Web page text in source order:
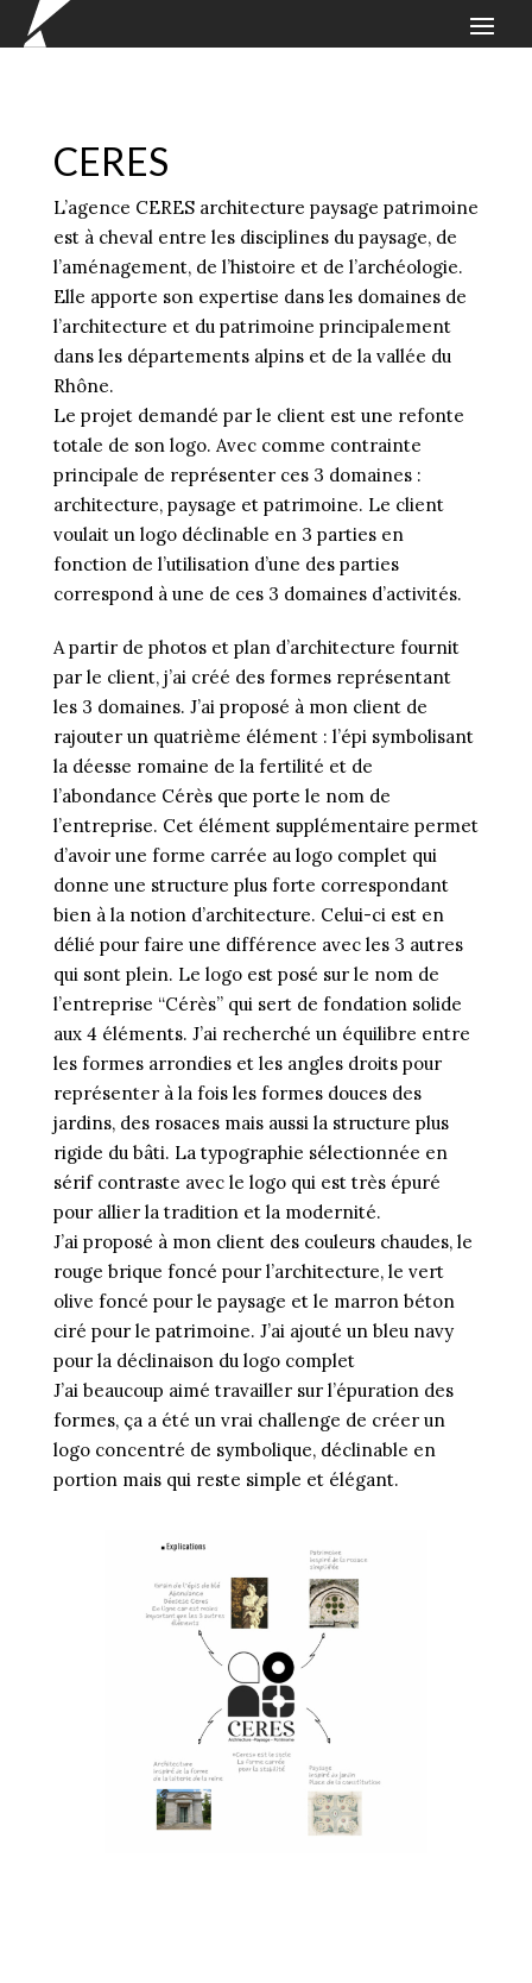
CERES
L’agence CERES architecture paysage patrimoine
est à cheval entre les disciplines du paysage, de
l’aménagement, de l’histoire et de l’archéologie.
Elle apporte son expertise dans les domaines de
l’architecture et du patrimoine principalement
dans les départements alpins et de la vallée du
Rhône.
Le projet demandé par le client est une refonte
totale de son logo. Avec comme contrainte
principale de représenter ces 3 domaines :
architecture, paysage et patrimoine. Le client
voulait un logo déclinable en 3 parties en
fonction de l’utilisation d’une des parties
correspond à une de ces 3 domaines d’activités.
A partir de photos et plan d’architecture fournit
par le client, j’ai créé des formes représentant
les 3 domaines. J’ai proposé à mon client de
rajouter un quatrième élément : l’épi symbolisant
la déesse romaine de la fertilité et de
l’abondance Cérès que porte le nom de
l’entreprise. Cet élément supplémentaire permet
d’avoir une forme carrée au logo complet qui
donne une structure plus forte correspondant
bien à la notion d’architecture. Celui-ci est en
délié pour faire une différence avec les 3 autres
qui sont plein. Le logo est posé sur le nom de
l’entreprise “Cérès” qui sert de fondation solide
aux 4 éléments. J’ai recherché un équilibre entre
les formes arrondies et les angles droits pour
représenter à la fois les formes douces des
jardins, des rosaces mais aussi la structure plus
rigide du bâti. La typographie sélectionnée en
sérif contraste avec le logo qui est très épuré
pour allier la tradition et la modernité.
J’ai proposé à mon client des couleurs chaudes, le
rouge brique foncé pour l’architecture, le vert
olive foncé pour le paysage et le marron béton
ciré pour le patrimoine. J’ai ajouté un bleu navy
pour la déclinaison du logo complet
J’ai beaucoup aimé travailler sur l’épuration des
formes, ça a été un vrai challenge de créer un
logo concentré de symbolique, déclinable en
portion mais qui reste simple et élégant.